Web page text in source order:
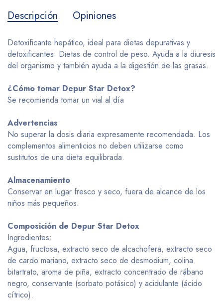
Descripción Opiniones
Detoxificante hepático, ideal para dietas depurativas y
detoxificantes. Dietas de control de peso. Ayuda a la diuresis
del organismo y también ayuda a la digestión de las grasas.
¿Cómo tomar Depur Star Detox?
Se recomienda tomar un vial al día
Advertencias
No superar la dosis diaria expresamente recomendada. Los
complementos alimenticios no deben utilizarse como
sustitutos de una dieta equilibrada.
Almacenamiento
Conservar en lugar fresco y seco, fuera de alcance de los
niños más pequeños.
Composición de Depur Star Detox
Ingredientes:
Agua, fructosa, extracto seco de alcachofera, extracto seco
de cardo mariano, extracto seco de desmodium, colina
bitartrato, aroma de piña, extracto concentrado de rábano
negro, conservante (sorbato potásico) y acidulante (ácido
cítrico).